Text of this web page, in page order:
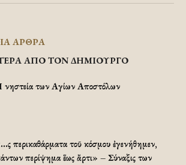
ΑΡΘΡΑ
ΑΠΟ ΤΟΝ ΔΗΜΙΟΥΡΓΟ
νηστεία των Αγίων Αποστόλων
περικαθάρματα τοῦ κόσμου ἐγενήθημεν,
περίψημα ἕως ἄρτι» – Σύναξις των